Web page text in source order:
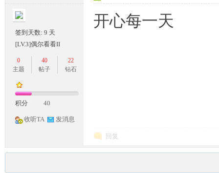
签到天数: 9 天
[LV.3]偶尔看看II
0
主题
40
帖子
22
钻石
积分 40
收听TA 发消息
开心每一天
回复